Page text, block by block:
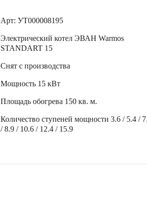
Арт: УТ000008195
Электрический котел ЭВАН Warmos
STANDART 15
Снят с производства
Мощность 15 кВт
Площадь обогрева 150 кв. м.
Количество ступеней мощности 3.6 / 5.4 /
/ 8.9 / 10.6 / 12.4 / 15.9